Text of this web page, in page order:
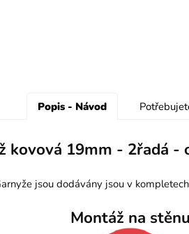
Popis - Návod
kovová 19mm - 2řadá -
jsou dodávány jsou v
Montáž na stěnu